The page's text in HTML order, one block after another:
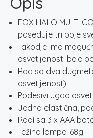
FOX HALO MULTI
poseduje tri boje
Takodje ima
osvetljenosti bele
Rad sa dva
osvetljenost)
Podesivi ugao
Jedna elastična,
Radi sa 3 x AAA
Težina lampe: 68g